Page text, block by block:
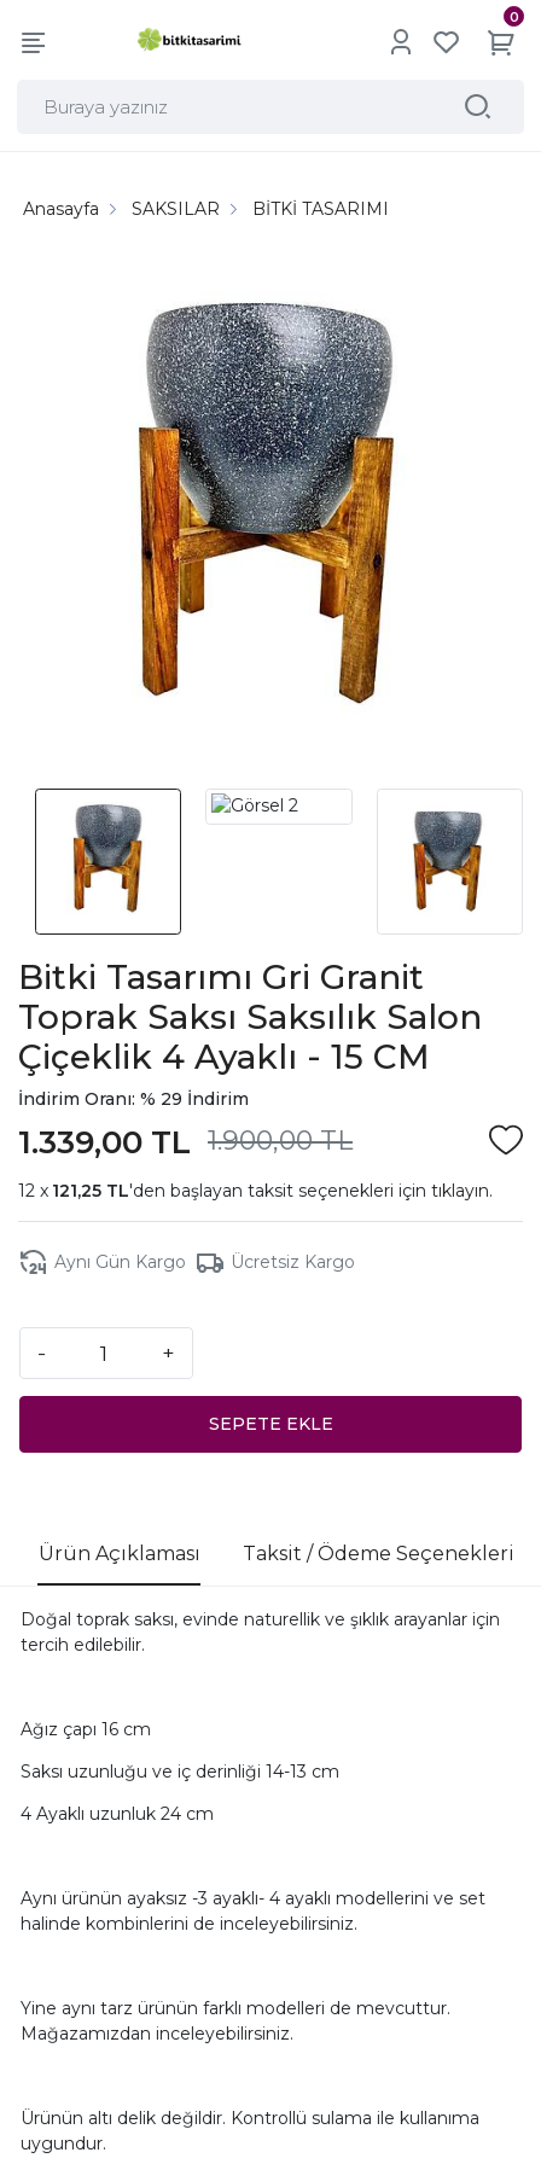
0
Anasayfa SAKSILAR BİTKİ TASARIMI
Bitki Tasarımı Gri Granit
Toprak Saksı Saksılık Salon
Çiçeklik 4 Ayaklı - 15 CM
İndirim Oranı: % 29 İndirim
1.900,00 TL
1.339,00 TL
121,25 TL'den başlayan taksit seçenekleri için tıklayın.
Aynı Gün Kargo Ücretsiz Kargo
- +
SEPETE EKLE
Ürün Açıklaması Taksit / Ödeme Seçenekleri
Doğal toprak saksı, evinde naturellik ve şıklık arayanlar için
tercih edilebilir.
Ağız çapı 16 cm
Saksı uzunluğu ve iç derinliği 14-13 cm
4 Ayaklı uzunluk 24 cm
Aynı ürünün ayaksız -3 ayaklı- 4 ayaklı modellerini ve set
halinde kombinlerini de inceleyebilirsiniz.
Yine aynı tarz ürünün farklı modelleri de mevcuttur.
Mağazamızdan inceleyebilirsiniz.
Ürünün altı delik değildir. Kontrollü sulama ile kullanıma
uygundur.